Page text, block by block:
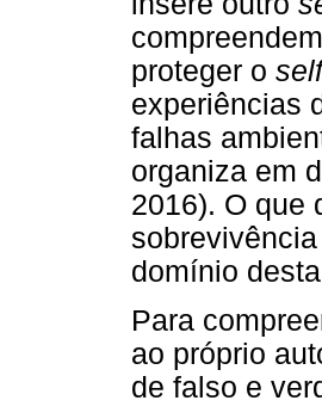
proteger o
experiências
falhas
organiza em
2016). O que
domínio
Para
ao próprio
de falso e